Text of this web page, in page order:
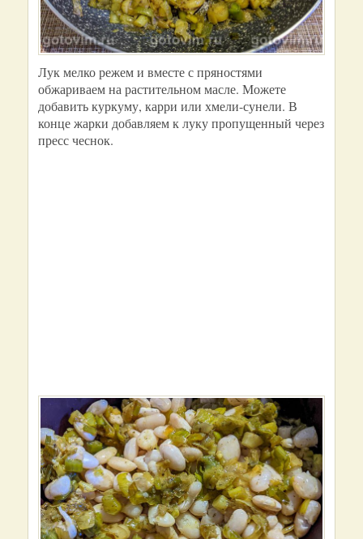
Лук мелко режем и вместе с пряностями
обжариваем на растительном масле. Можете
добавить куркуму, карри или хмели-сунели. В
конце жарки добавляем к луку пропущенный через
пресс чеснок.